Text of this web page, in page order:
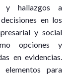
y hallazgos a
en los
y social
opciones y
en evidencias.
para